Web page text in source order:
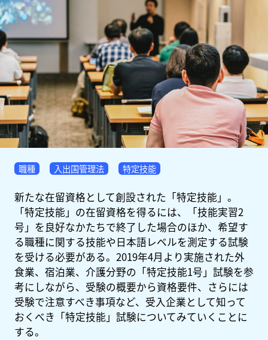
職種 入出国管理法 特定技能
新たな在留資格として創設された「特定技能」。
「特定技能」の在留資格を得るには、「技能実習2
号」を良好なかたちで終了した場合のほか、希望す
る職種に関する技能や日本語レベルを測定する試験
を受ける必要がある。2019年4月より実施された外
食業、宿泊業、介護分野の「特定技能1号」試験を参
考にしながら、受験の概要から資格要件、さらには
受験で注意すべき事項など、受入企業として知って
おくべき「特定技能」試験についてみていくことに
する。